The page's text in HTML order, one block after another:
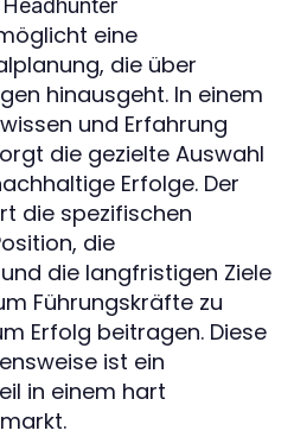
Headhunter
eine
die über
hinausgeht. In einem
und Erfahrung
die gezielte Auswahl
Erfolge. Der
die spezifischen
die
die langfristigen Ziele
Führungskräfte zu
Erfolg beitragen. Diese
ist ein
in einem hart